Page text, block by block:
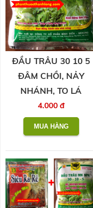
ĐẦU TRÂU 30 10 5
ĐÂM CHỒI, NẢY
NHÁNH, TO LÁ
4.000 đ